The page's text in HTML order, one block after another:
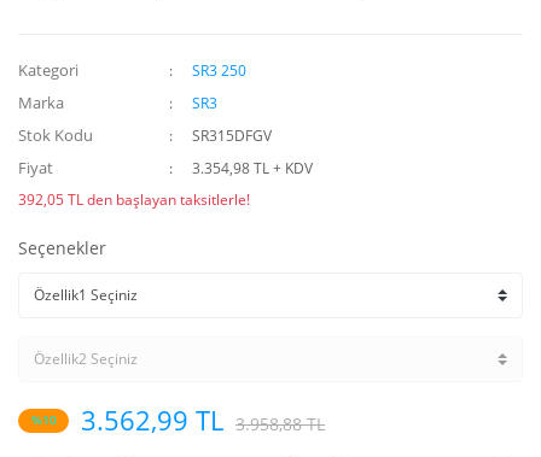
Kategori SR3 250
Marka SR3
Stok Kodu SR315DFGV
Fiyat
3.354,98 TL + KDV
392,05 TL den başlayan taksitlerle!
Seçenekler
%10 3.562,99 TL 3.958,88 TL